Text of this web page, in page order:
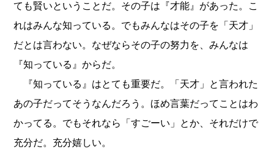
ても賢いということだ。その子は『才能』があった。こ
れはみんな知っている。でもみんなはその子を「天才」
だとは言わない。なぜならその子の努力を、みんなは
『知っている』からだ。
『知っている』はとても重要だ。「天才」と言われた
あの子だってそうなんだろう。ほめ言葉だってことはわ
かってる。でもそれなら「すごーい」とか、それだけで
充分だ。充分嬉しい。